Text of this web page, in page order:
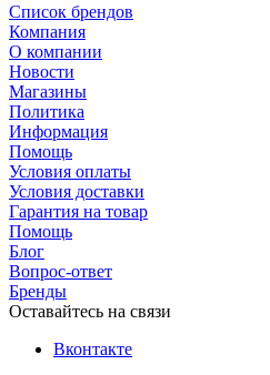
Список брендов
Компания
О компании
Новости
Магазины
Политика
Информация
Помощь
Условия оплаты
Условия доставки
Гарантия на товар
Помощь
Блог
Вопрос-ответ
Бренды
Оставайтесь на связи
Вконтакте